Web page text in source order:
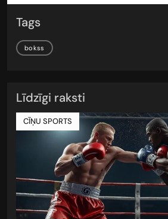
Tags
bokss
Līdzīgi raksti
CĪŅU SPORTS